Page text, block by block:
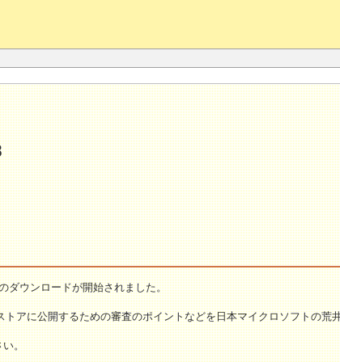
ダウンロードが開始されました。
トアに公開するための審査のポイントなどを日本マイクロソフト
い。